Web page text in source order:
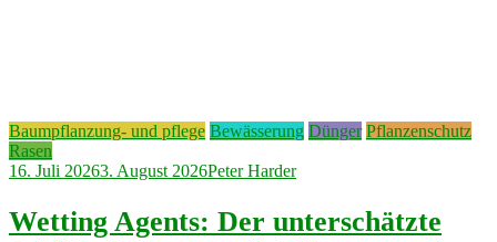
Baumpflanzung- und pflege Bewässerung Dünger Pflanzenschutz
Rasen
16. Juli 20263. August 2026Peter Harder
Wetting Agents: Der unterschätzte